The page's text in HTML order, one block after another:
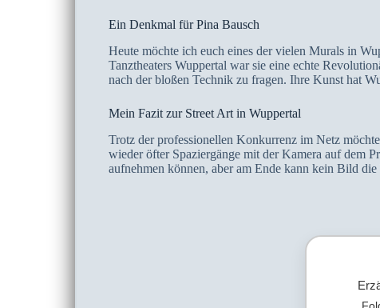
Ein Denkmal für Pina Bausch
Heute möchte ich euch eines der vielen Murals in
Tanztheaters Wuppertal war sie eine echte
nach der bloßen Technik zu fragen. Ihre Kunst hat
Mein Fazit zur Street Art in Wuppertal
Trotz der professionellen Konkurrenz im Netz
wieder öfter Spaziergänge mit der Kamera auf dem
aufnehmen können, aber am Ende kann kein Bild